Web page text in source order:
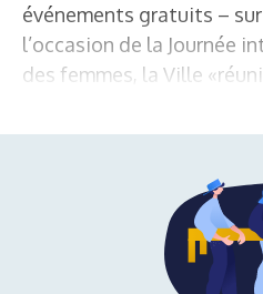
événements gratuits –
l’occasion de la Journée
des femmes, la Ville